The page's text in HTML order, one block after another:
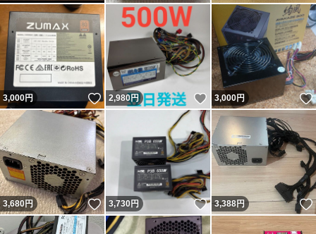
3,000円 いいね！
2,980円 いいね！
3,000円
3,680円 いいね！
3,730円 いいね！
3,388円